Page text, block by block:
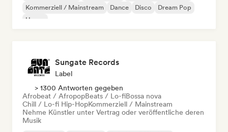
Kommerziell / Mainstream
Dance Disco
Dream Pop
House
Sungate Records
Label
> 1300 Antworten gegeben
Afrobeat / AfropopBeats / Lo-fiBossa nova
Chill / Lo-fi Hip-HopKommerziell / Mainstream
Nehme Künstler unter Vertrag oder veröffentliche deren
Musik